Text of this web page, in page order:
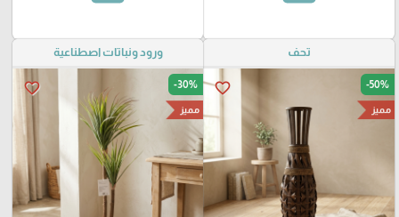
تحف
favorite_border -50%
مميز
ورود ونباتات اصطناعية
favorite_border -30%
مميز